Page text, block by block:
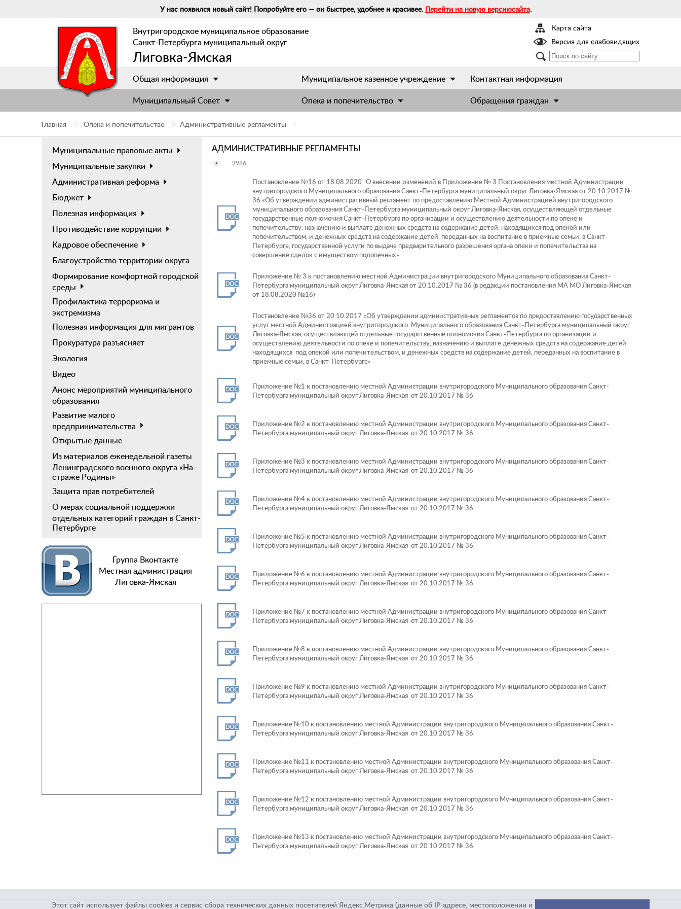
У нас появился новый сайт! Попробуйте его — он быстрее, удобнее и красивее. Перейти на новую версиюсайта.
Внутригородское муниципальное образование
Санкт-Петербурга муниципальный округ
Лиговка-Ямская
Карта сайта
Версия для слабовидящих
Общая информация Муниципальное казенное учреждение
Контактная информация
Муниципальный Cовет
Опека и попечительство Обращения граждан
Главная Опека и попечительство Административные регламенты
Муниципальные правовые акты
Муниципальные закупки
Административная реформа
Бюджет
Полезная информация
Противодействие коррупции
Кадровое обеспечение
Благоустройство территории округа
Формирование комфортной городской
среды
Профилактика терроризма и
экстремизма
Полезная информация для мигрантов
Прокуратура разъясняет
Экология
Видео
Анонс мероприятий муниципального
образования
Развитие малого
предпринимательства
Открытые данные
Из материалов еженедельной газеты
Ленинградского военного округа «На
страже Родины»
Защита прав потребителей
О мерах социальной поддержки
отдельных категорий граждан в Санкт-
Петербурге
Группа Вконтакте
Местная администрация
Лиговка-Ямская
АДМИНИСТРАТИВНЫЕ РЕГЛАМЕНТЫ
9986
Постановление №16 от 18.08.2020 "О внесении изменений в Приложение № 3 Постановления местной Администрации
внутригородского Муниципального образования Санкт-Петербурга муниципальный округ Лиговка-Ямская от 20.10.2017 №
36 «Об утверждении административный регламент по предоставлению Местной Администрацией внутригородского
муниципального образования Санкт-Петербурга муниципальный округ Лиговка-Ямская, осуществляющей отдельные
государственные полномочия Санкт-Петербурга по организации и осуществлению деятельности по опеке и
попечительству, назначению и выплате денежных средств на содержание детей, находящихся под опекой или
попечительством, и денежных средств на содержание детей, переданных на воспитание в приемные семьи, в Санкт-
Петербурге, государственной услуги по выдаче предварительного разрешения органа опеки и попечительства на
совершение сделок с имуществом подопечных»
Приложение № 3 к постановлению местной Администрации внутригородского Муниципального образования Санкт-
Петербурга муниципальный округ Лиговка-Ямская от 20.10.2017 № 36 (в редакции постановления МА МО Лиговка-Ямская
от 18.08.2020 №16)
Постановление №36 от 20.10.2017 «Об утверждении административных регламентов по предоставлению государственных
услуг местной Администрацией внутригородского Муниципального образования Санкт-Петербурга муниципальный округ
Лиговка-Ямская, осуществляющей отдельные государственные полномочия Санкт-Петербурга по организации и
осуществлению деятельности по опеке и попечительству, назначению и выплате денежных средств на содержание детей,
находящихся под опекой или попечительством, и денежных средств на содержание детей, переданных на воспитание в
приемные семьи, в Санкт-Петербурге»
Приложение №1 к постановлению местной Администрации внутригородского Муниципального образования Санкт-
Петербурга муниципальный округ Лиговка-Ямская от 20.10.2017 № 36
Приложение №2 к постановлению местной Администрации внутригородского Муниципального образования Санкт-
Петербурга муниципальный округ Лиговка-Ямская от 20.10.2017 № 36
Приложение №3 к постановлению местной Администрации внутригородского Муниципального образования Санкт-
Петербурга муниципальный округ Лиговка-Ямская от 20.10.2017 № 36
Приложение №4 к постановлению местной Администрации внутригородского Муниципального образования Санкт-
Петербурга муниципальный округ Лиговка-Ямская от 20.10.2017 № 36
Приложение №5 к постановлению местной Администрации внутригородского Муниципального образования Санкт-
Петербурга муниципальный округ Лиговка-Ямская от 20.10.2017 № 36
Приложение №6 к постановлению местной Администрации внутригородского Муниципального образования Санкт-
Петербурга муниципальный округ Лиговка-Ямская от 20.10.2017 № 36
Приложение №7 к постановлению местной Администрации внутригородского Муниципального образования Санкт-
Петербурга муниципальный округ Лиговка-Ямская от 20.10.2017 № 36
Приложение №8 к постановлению местной Администрации внутригородского Муниципального образования Санкт-
Петербурга муниципальный округ Лиговка-Ямская от 20.10.2017 № 36
Приложение №9 к постановлению местной Администрации внутригородского Муниципального образования Санкт-
Петербурга муниципальный округ Лиговка-Ямская от 20.10.2017 № 36
Приложение №10 к постановлению местной Администрации внутригородского Муниципального образования Санкт-
Петербурга муниципальный округ Лиговка-Ямская от 20.10.2017 № 36
Приложение №11 к постановлению местной Администрации внутригородского Муниципального образования Санкт-
Петербурга муниципальный округ Лиговка-Ямская от 20.10.2017 № 36
Приложение №12 к постановлению местной Администрации внутригородского Муниципального образования Санкт-
Петербурга муниципальный округ Лиговка-Ямская от 20.10.2017 № 36
Приложение №13 к постановлению местной Администрации внутригородского Муниципального образования Санкт-
Петербурга муниципальный округ Лиговка-Ямская от 20.10.2017 № 36
Этот сайт использует файлы cookies и сервис сбора технических данных посетителей Яндекс.Метрика (данные об IP-адресе, местоположении и